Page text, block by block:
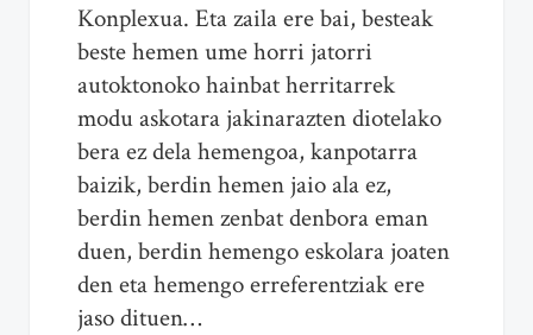
Konplexua. Eta zaila ere bai, besteak
beste hemen ume horri jatorri
autoktonoko hainbat herritarrek
modu askotara jakinarazten diotelako
bera ez dela hemengoa, kanpotarra
baizik, berdin hemen jaio ala ez,
berdin hemen zenbat denbora eman
duen, berdin hemengo eskolara joaten
den eta hemengo erreferentziak ere
jaso dituen…